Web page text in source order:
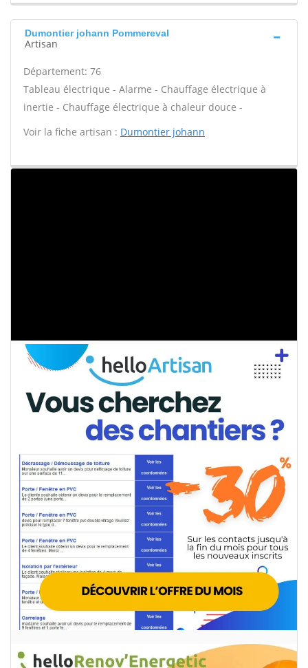
Dumontier johann Pommereval
Artisan
Département: 76
Tableau électrique - Alarme - Chauffage électrique à
inertie - Chauffage électrique à chaleur douce -
Voir la fiche artisan : Dumontier johann